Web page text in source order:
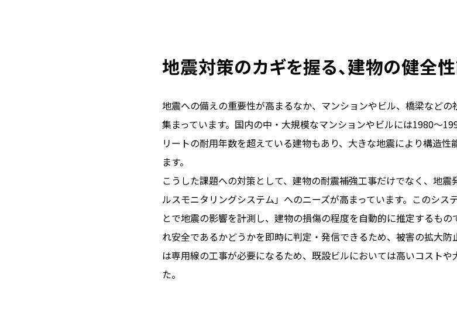
地震対策のカギを握る、建物の健全
地震への備えの重要性が高まるなか、マンションやビル、橋梁など
集まっています。国内の中・大規模なマンションやビルには1980～
リートの耐用年数を超えている建物もあり、大きな地震により構造
ます。
こうした課題への対策として、建物の耐震補強工事だけでなく、地
ルスモニタリングシステム」へのニーズが高まっています。このシス
とで地震の影響を計測し、建物の損傷の程度を自動的に推定するも
れ安全であるかどうかを即時に判定・発信できるため、被害の拡大
は専用線の工事が必要になるため、既設ビルにおいては高いコスト
た。